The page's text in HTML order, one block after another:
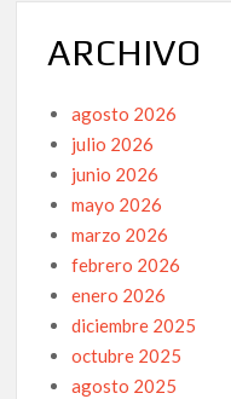
ARCHIVO
agosto 2026
julio 2026
junio 2026
mayo 2026
marzo 2026
febrero 2026
enero 2026
diciembre 2025
octubre 2025
agosto 2025